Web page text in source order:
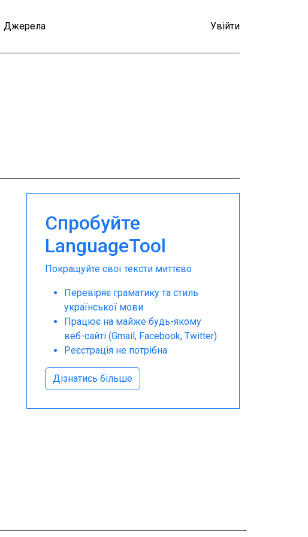
Джерела Увійти
Спробуйте
LanguageTool
Покращуйте свої тексти миттєво
Перевіряє граматику та стиль
української мови
Працює на майже будь-якому
веб-сайті (Gmail, Facebook, Twitter)
Реєстрація не потрібна
Дізнатись більше